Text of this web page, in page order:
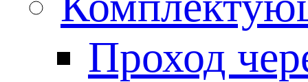
Проход